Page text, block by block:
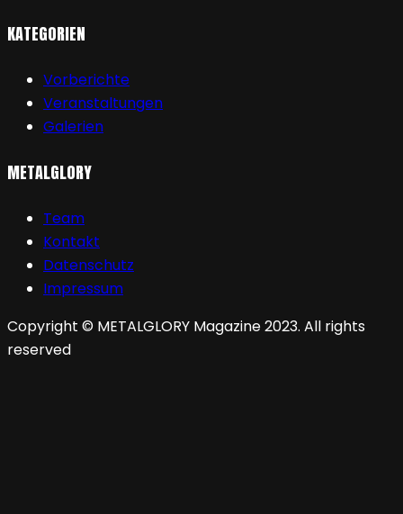
KATEGORIEN
Vorberichte
Veranstaltungen
Galerien
METALGLORY
Team
Kontakt
Datenschutz
Impressum
Copyright © METALGLORY Magazine 2023. All rights
reserved